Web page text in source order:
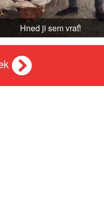
Hned ji sem vrať!